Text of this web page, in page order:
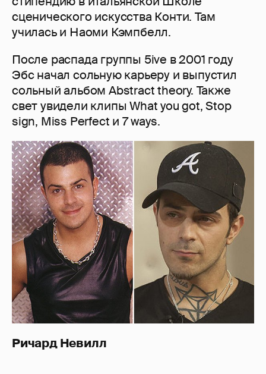
сценического искусства Конти. Там
училась и Наоми Кэмпбелл.
После распада группы 5ive в 2001 году
Эбс начал сольную карьеру и выпустил
сольный альбом Abstract theory. Также
свет увидели клипы What you got, Stop
sign, Miss Perfect и 7 ways.
Ричард Невилл